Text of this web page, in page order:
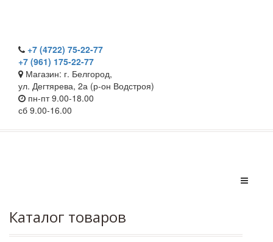
+7 (4722) 75-22-77
+7 (961) 175-22-77
Магазин: г. Белгород,
ул. Дегтярева, 2а (р-он Водстроя)
пн-пт 9.00-18.00
сб 9.00-16.00
Каталог товаров